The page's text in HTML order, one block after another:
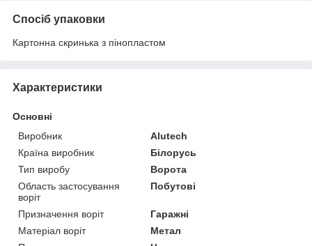
Спосіб упаковки
Картонна скринька з пінопластом
Характеристики
Основні
Виробник
Alutech
Країна виробник
Білорусь
Тип виробу
Ворота
Область застосування
воріт
Побутові
Призначення воріт
Гаражні
Матеріал воріт
Метал